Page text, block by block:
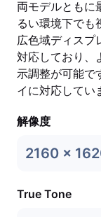
両モデルともに
るい環境下で
広色域ディスプ
対応しており、
示調整が可能で
イに対応してい
解像度
2160 x
True Tone